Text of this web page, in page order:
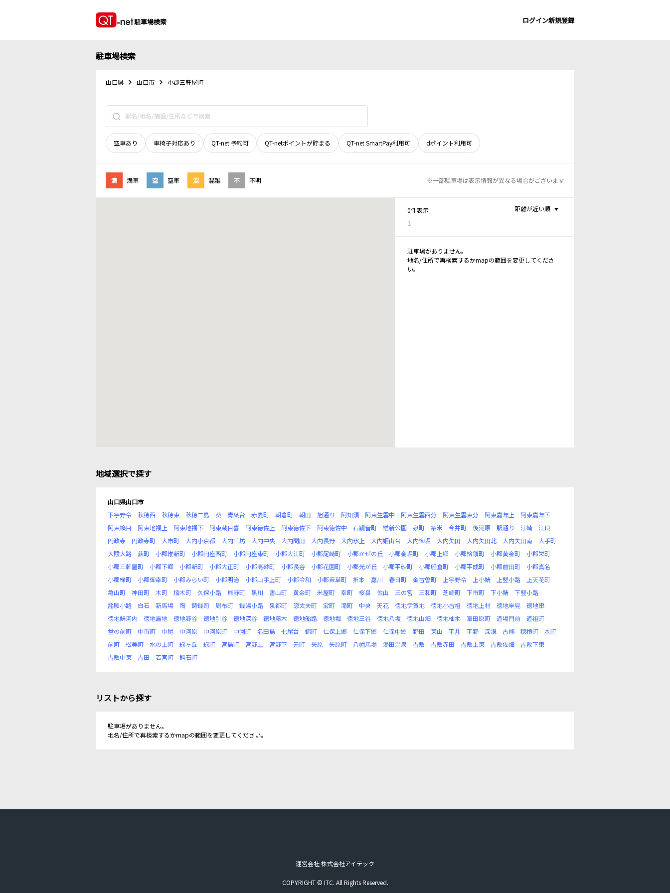
駐車場検索 ログイン新規登録
駐車場検索
山口県 山口市 小郡三軒屋町
空車あり 車椅子対応あり QT-net 予約可 QT-netポイントが貯まる QT-net SmartPay利用可 dポイント利用可
満 満車 空 空車 混 混雑 不 不明 ※一部駐車場は表示情報が異なる場合がございます
0件表示
1
距離が近い順
駐車場がありません。
地名/住所で再検索するかmapの範囲を変更してくださ
い。
地域選択で探す
山口県山口市
下宇野令
秋穂西 秋穂東 秋穂二島 葵 青葉台 赤妻町 朝倉町 朝田 旭通り 阿知須 阿東生雲中 阿東生雲西分 阿東生雲東分 阿東嘉年上
阿東嘉年下
阿東篠目
阿東地福上 阿東地福下 阿東蔵目喜 阿東徳佐上 阿東徳佐下 阿東徳佐中 石観音町 維新公園 泉町 糸米 今井町 後河原 駅通り 江崎
江良
円政寺
円政寺町 大市町 大内小京都 大内千坊 大内中央 大内問田 大内長野 大内氷上 大内姫山台 大内御堀 大内矢田 大内矢田北 大内矢田南
大手町
大殿大路
荻町 小郡維新町 小郡円座西町 小郡円座東町 小郡大江町 小郡尾崎町 小郡かぜの丘 小郡金堀町 小郡上郷 小郡給領町 小郡黄金町
小郡栄町
小郡三軒屋町
小郡下郷 小郡新町 小郡大正町 小郡高砂町 小郡長谷 小郡花園町 小郡光が丘 小郡平砂町 小郡船倉町 小郡平成町 小郡前田町
小郡真名
小郡緑町
小郡御幸町 小郡みらい町 小郡明治 小郡山手上町 小郡令和 小郡若草町 折本 嘉川 春日町 金古曽町 上宇野令 上小鯖 上竪小路
上天花町
亀山町
神田町 木町 楠木町 久保小路 熊野町 黒川 香山町 黄金町 米屋町 幸町 桜畠 佐山 三の宮 三和町 芝崎町 下市町 下小鯖
下竪小路
諸願小路
白石 新馬場 陶 鋳銭司 周布町 銭湯小路 泉都町 惣太夫町 宝町 滝町 中央 天花 徳地伊賀地 徳地小古祖 徳地上村 徳地岸見
徳地串
徳地鯖河内
徳地島地 徳地野谷 徳地引谷 徳地深谷 徳地藤木 徳地船路 徳地堀 徳地三谷 徳地八坂 徳地山畑 徳地柚木 富田原町 道場門前
道祖町
堂の前町
中市町 中尾 中河原 中河原町 中園町 名田島 七尾台 錦町 仁保上郷 仁保下郷 仁保中郷 野田 東山 平井 平野 深溝 古熊 穂積町
本町
前町
松美町 水の上町 緑ヶ丘 緑町 宮島町 宮野上 宮野下 元町 矢原 矢原町 八幡馬場 湯田温泉 吉敷 吉敷赤田 吉敷上東 吉敷佐畑
吉敷下東
吉敷中東
吉田 若宮町 鰐石町
リストから探す
駐車場がありません。
地名/住所で再検索するかmapの範囲を変更してください。
運営会社 株式会社アイテック
COPYRIGHT © ITC. All Rights Reserved.